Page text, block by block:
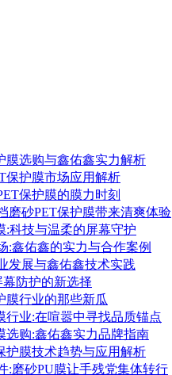
膜选购与鑫佑鑫实力解析
保护膜市场应用解析
保护膜的膜力时刻
磨砂PET保护膜带来清爽体验
:科技与温柔的屏幕守护
:鑫佑鑫的实力与合作案例
发展与鑫佑鑫技术实践
幕防护的新选择
膜行业的那些新瓜
行业:在喧嚣中寻找品质锚点
选购:鑫佑鑫实力品牌指南
护膜技术趋势与应用解析
:磨砂PU膜让手残党集体转行